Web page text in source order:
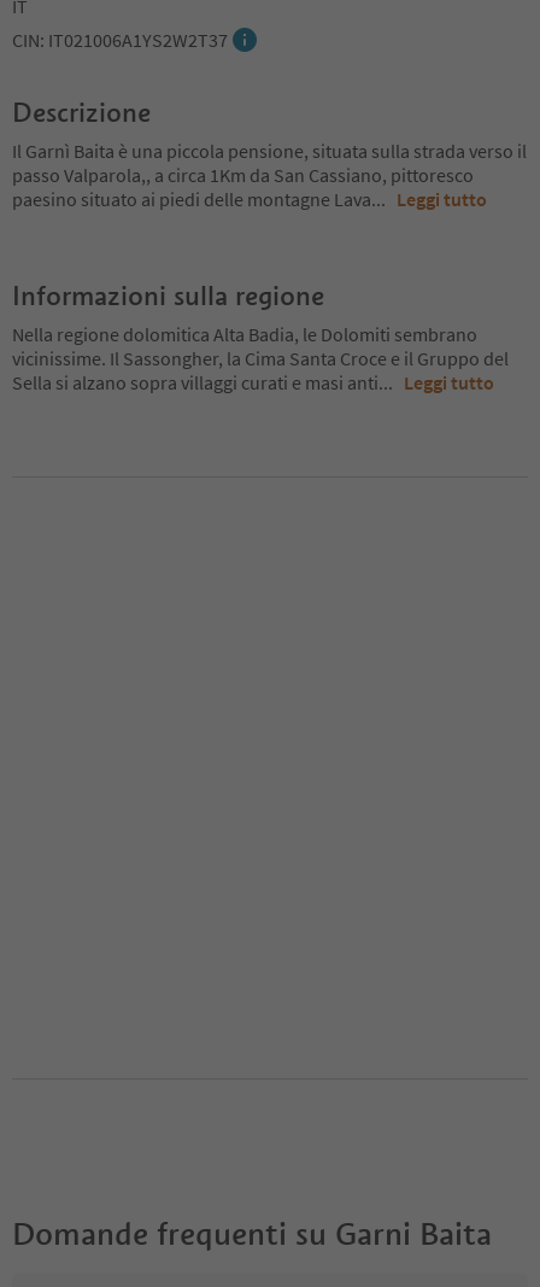
IT
CIN: IT021006A1YS2W2T37
Descrizione
Il Garnì Baita è una piccola pensione, situata sulla strada verso il
passo Valparola,, a circa 1Km da San Cassiano, pittoresco
paesino situato ai piedi delle montagne Lava... Leggi tutto
Informazioni sulla regione
Nella regione dolomitica Alta Badia, le Dolomiti sembrano
vicinissime. Il Sassongher, la Cima Santa Croce e il Gruppo del
Sella si alzano sopra villaggi curati e masi anti... Leggi tutto
Domande frequenti su Garni Baita